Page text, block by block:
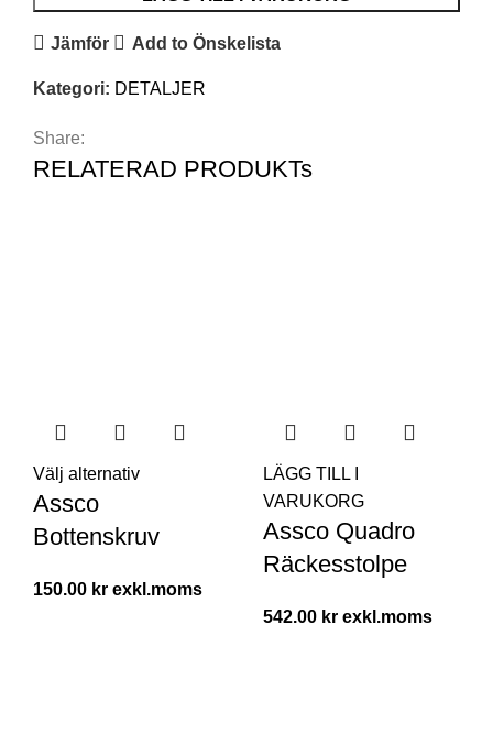
Jämför Add to Önskelista
Kategori: DETALJER
Share:
RELATERAD PRODUKTs
Välj alternativ
Assco
Bottenskruv
150.00 kr
LÄGG TILL I
VARUKORG
Assco Quadro
Räckesstolpe
542.00 kr